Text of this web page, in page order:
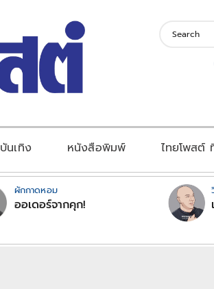
บันเทิง หนังสือพิมพ์ ไทยโพสต์
ผักกาดหอม
ออเดอร์จากคุก!